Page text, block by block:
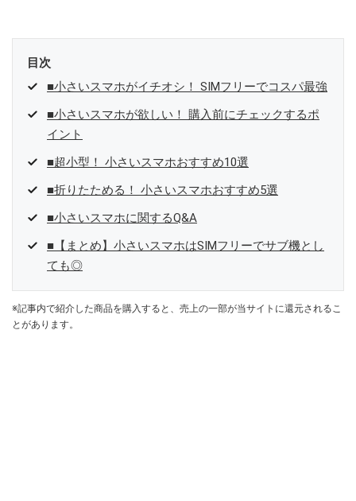
目次
■小さいスマホがイチオシ！ SIMフリーでコスパ最強
■小さいスマホが欲しい！ 購入前にチェックするポ
イント
■超小型！ 小さいスマホおすすめ10選
■折りたためる！ 小さいスマホおすすめ5選
■小さいスマホに関するQ&A
■【まとめ】小さいスマホはSIMフリーでサブ機とし
ても◎
※記事内で紹介した商品を購入すると、売上の一部が当サイトに還元されるこ
とがあります。